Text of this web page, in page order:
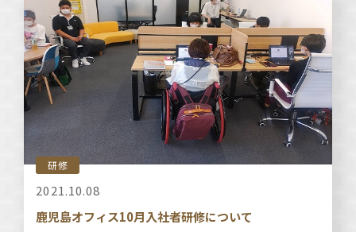
研修
2021.10.08
鹿児島オフィス10月入社者研修について